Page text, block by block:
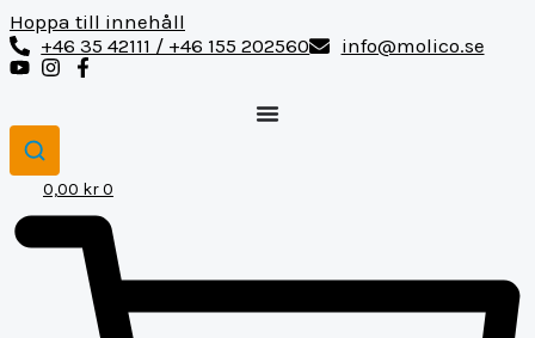
Hoppa till innehåll
+46 35 42111 / +46 155 202560
info@molico.se
0,00 kr0